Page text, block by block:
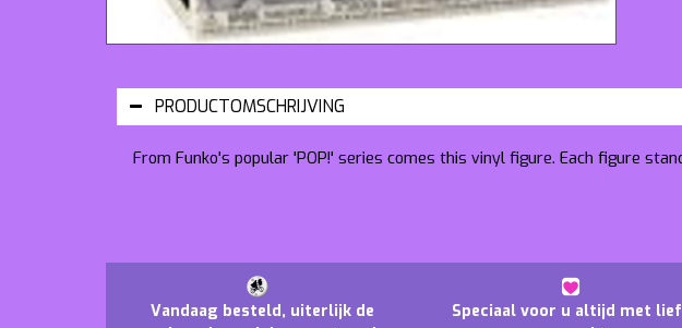
PRODUCTOMSCHRIJVING
From Funko's popular 'POP!' series comes this vinyl figure. Each figure
Vandaag besteld, uiterlijk de
Speciaal voor u altijd met